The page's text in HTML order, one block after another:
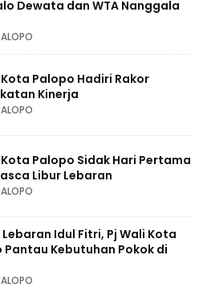
Dewata dan WTA Nanggala
Kota Palopo Hadiri Rakor
Kinerja
Kota Palopo Sidak Hari Pertama
Libur Lebaran
Idul Fitri, Pj Wali Kota
Pantau Kebutuhan Pokok di